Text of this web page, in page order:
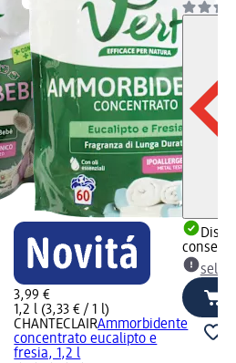
3,99 €
1,2 l (3,33 € / 1 l)
CHANTECLAIRAmmorbidente
concentrato eucalipto e
fresia, 1,2 l